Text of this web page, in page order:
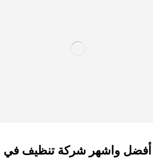
أفضل واشهر شركة تنظيف في